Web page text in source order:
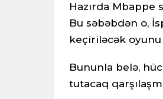
Hazırda Mbappe
Bu səbəbdən o,
keçiriləcək oyunu
Bununla belə,
tutacaq